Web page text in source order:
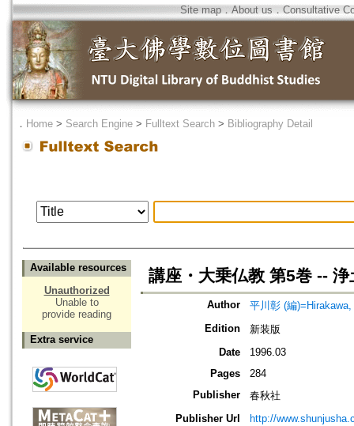
Site map．About us ． Consultative
． Home > Search Engine > Fulltext Search > Bibliography Detail
Available resources
Unauthorized
Unable to
provide reading
Extra service
講座・大乗仏教 第5巻 -- 浄
Author
平川彰 (編
Edition
新装版
Date
1996.03
Pages
284
Publisher
春秋社
Publisher Url
http://